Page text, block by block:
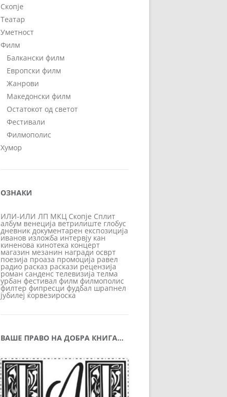
Скопје
Театар
Уметност
Филм
Балкански филм
Европски филм
Жанрови
Македонски филм
Остатокот од светот
Фестивали
Филмополис
Хумор
ОЗНАКИ
ИЛИ-ИЛИ ЛП МКЦ Скопје Сплит
албум венеција ветрилиште глобус
дневник документарен експозиција
иванов изложба интервју кан
киненова кинотека концерт
магазин мезанин награди осврт
поезија проаза промоција равел
радио расказ раскази рецензија
роман санденс телевизија телма
урбан фестивал филм филмополис
филтер фипресци фудбал шрапнел
јубилеј ќорвезироска
ВАШЕ ПРАВО НА ДОБРА КНИГА…